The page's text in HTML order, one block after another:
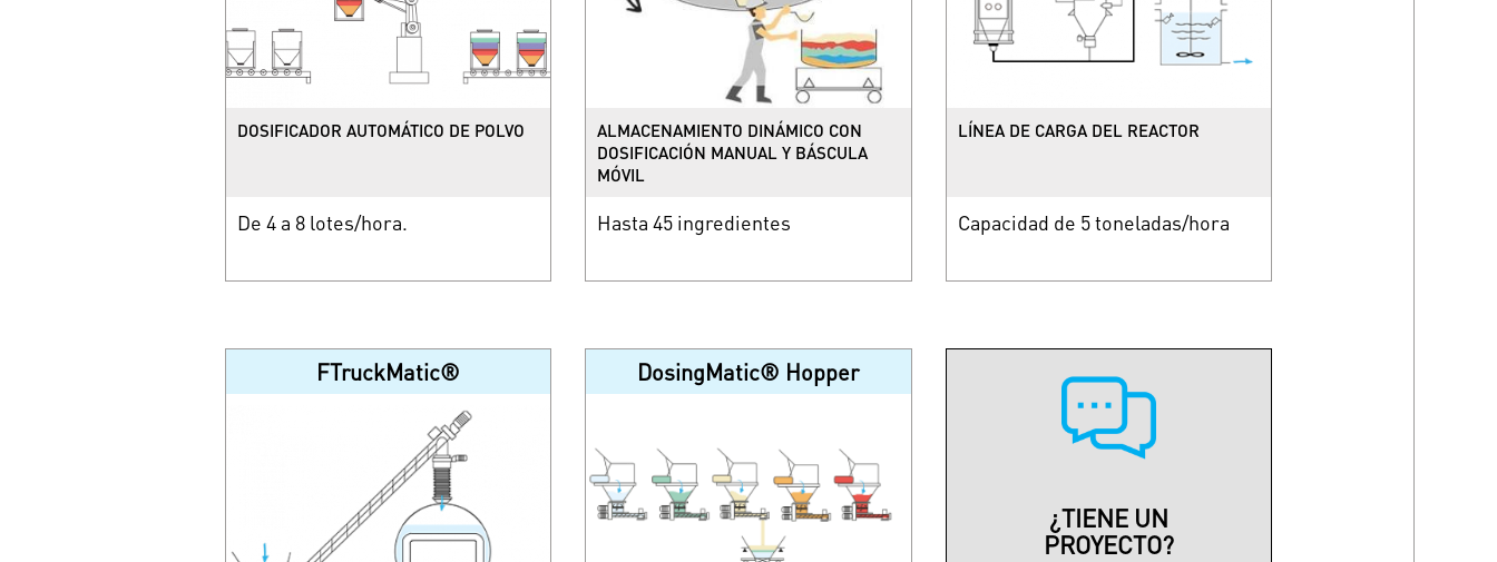
DOSIFICADOR AUTOMÁTICO DE POLVO
De 4 a 8 lotes/hora.
ALMACENAMIENTO DINÁMICO CON
DOSIFICACIÓN MANUAL Y BÁSCULA
MÓVIL
Hasta 45 ingredientes
LÍNEA DE CARGA DEL REACTOR
Capacidad de 5 toneladas/hora
FTruckMatic® DosingMatic® Hopper
¿TIENE UN
PROYECTO?